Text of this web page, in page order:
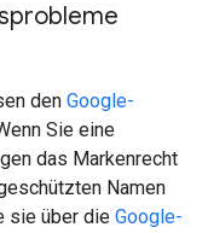
den Google-
Sie eine
das Markenrecht
Namen
sie über die Google-